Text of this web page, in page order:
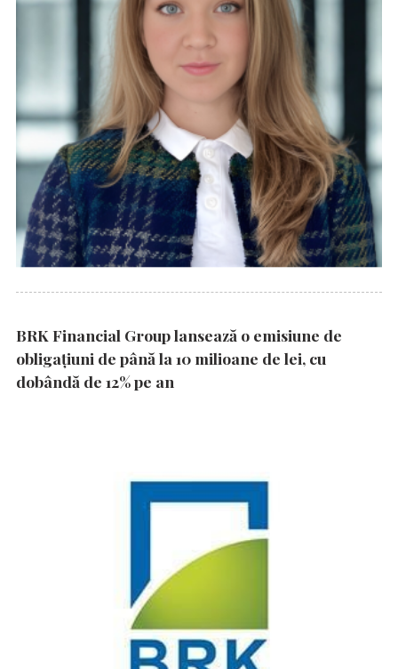
BRK Financial Group lansează o emisiune de
obligațiuni de până la 10 milioane de lei, cu
dobândă de 12% pe an